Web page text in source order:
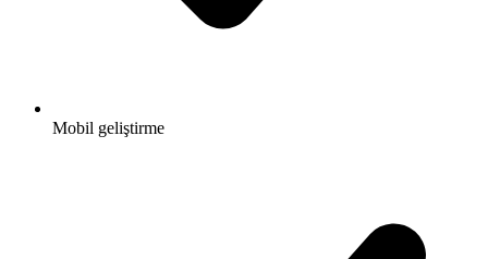
Mobil geliştirme